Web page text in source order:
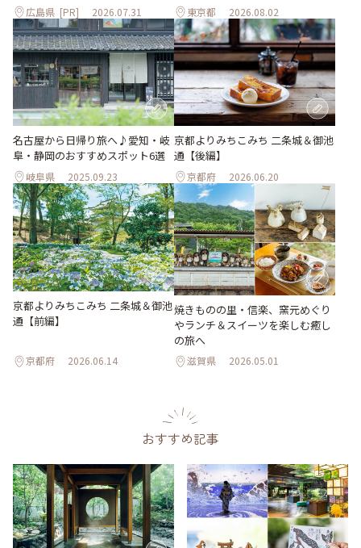
広島県 [PR] 2026.07.31 東京都 2026.08.02
名古屋から日帰り旅へ♪愛知・岐
阜・静岡のおすすめスポット6選
岐阜県 2025.09.23
京都よりみちこみち 二条城＆御池
通【後編】
京都府 2026.06.20
京都よりみちこみち 二条城＆御池
通【前編】
京都府 2026.06.14
焼きものの里・信楽、窯元めぐり
やランチ＆スイーツを楽しむ癒し
の旅へ
滋賀県 2026.05.01
おすすめ記事